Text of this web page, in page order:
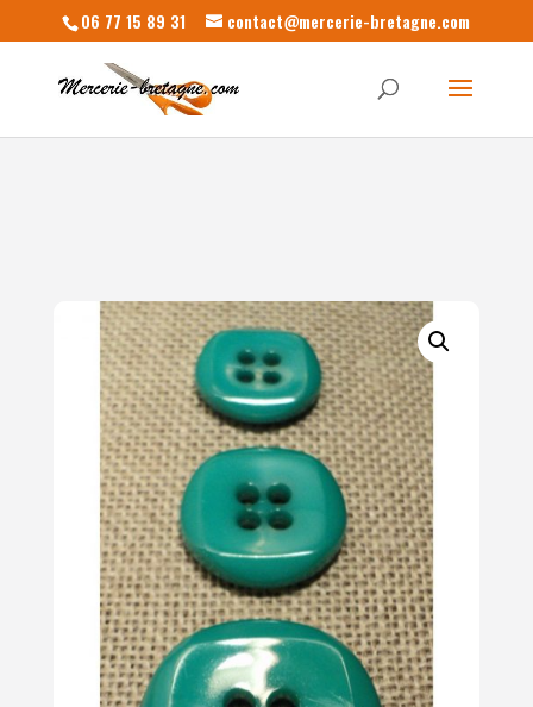
06 77 15 89 31 contact@mercerie-bretagne.com